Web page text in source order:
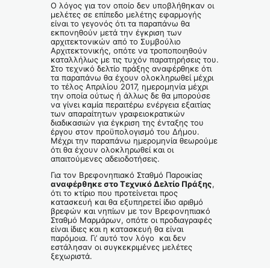
Ο λόγος για τον οποίο δεν υποβλήθηκαν οι
μελέτες σε επίπεδο μελέτης εφαρμογής
είναι το γεγονός ότι τα παραπάνω θα
εκπονηθούν μετά την έγκριση των
αρχιτεκτονικών από το Συμβούλιο
Αρχιτεκτονικής, οπότε να τροποποιηθούν
καταλλήλως με τις τυχόν παρατηρήσεις του.
Στο τεχνικό δελτίο πράξης αναφέρθηκε ότι
τα παραπάνω θα έχουν ολοκληρωθεί μέχρι
το τέλος Απριλίου 2017, ημερομηνία μέχρι
την οποία ούτως ή άλλως δε θα μπορούσε
να γίνει καμία περαιτέρω ενέργεια εξαιτίας
των απαραίτητων γραφειοκρατικών
διαδικασιών για έγκριση της ένταξης του
έργου στον προϋπολογισμό του Δήμου.
Μέχρι την παραπάνω ημερομηνία θεωρούμε
ότι θα έχουν ολοκληρωθεί και οι
απαιτούμενες αδειοδοτήσεις.
Για τον Βρεφονηπιακό Σταθμό Παροικίας
αναφέρθηκε στο Τεχνικό Δελτίο Πράξης,
ότι το κτίριο που προτείνεται προς
κατασκευή και θα εξυπηρετεί ίδιο αριθμό
βρεφών και νηπίων με τον Βρεφονηπιακό
Σταθμό Μαρμάρων, οπότε οι προδιαγραφές
είναι ίδιες και η κατασκευή θα είναι
παρόμοια. Γι’ αυτό τον λόγο και δεν
εστάλησαν οι συγκεκριμένες μελέτες
ξεχωριστά.